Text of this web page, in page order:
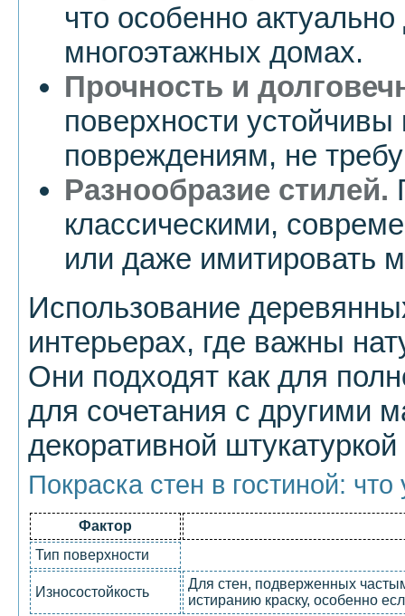
что особенно
многоэтажных домах.
Прочность и
поверхности
повреждениям, не
Разнообразие стилей.
классическими,
или даже имитировать
Использование
интерьерах, где важны
Они подходят как для
для сочетания с другими
декоративной
Покраска стен в гостиной:
Фактор
Тип поверхности
Износостойкость
Для стен, подверженных
истиранию краску, особенно